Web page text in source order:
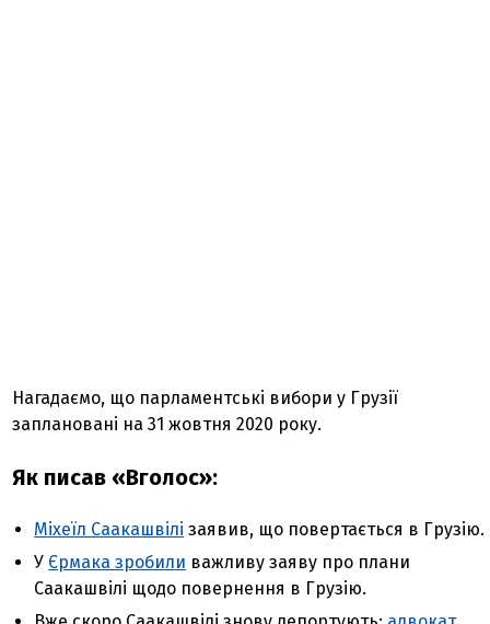
Нагадаємо, що парламентські вибори у Грузії
заплановані на 31 жовтня 2020 року.
Як писав «Вголос»:
Міхеїл Саакашвілі заявив, що повертається в Грузію.
У Єрмака зробили важливу заяву про плани
Саакашвілі щодо повернення в Грузію.